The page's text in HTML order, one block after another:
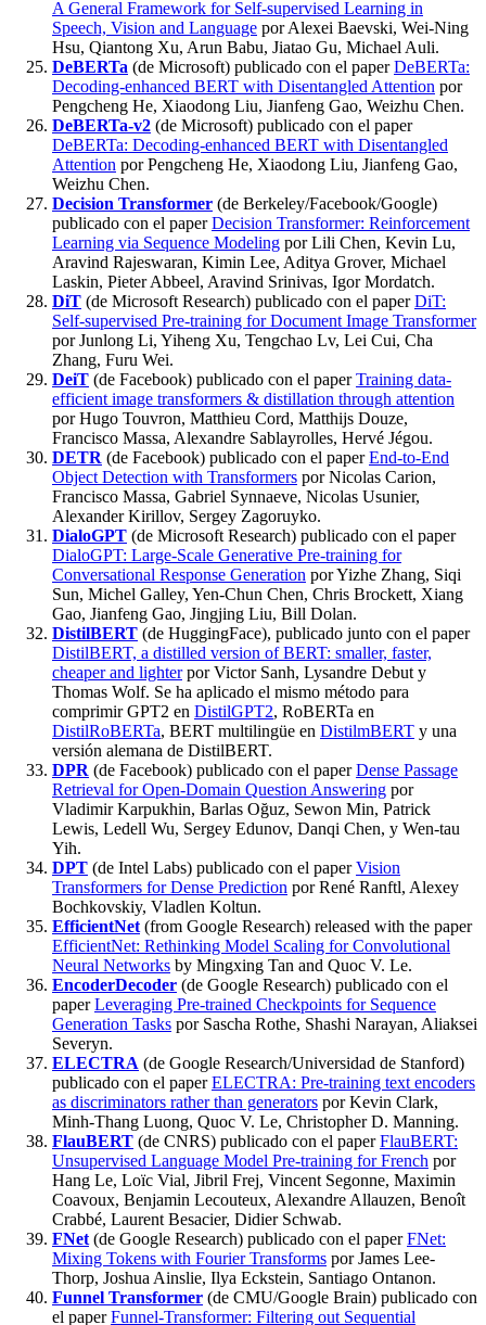
A General Framework for Self-supervised Learning in
Speech, Vision and Language por Alexei Baevski, Wei-Ning
Hsu, Qiantong Xu, Arun Babu, Jiatao Gu, Michael Auli.
DeBERTa (de Microsoft) publicado con el paperDeBERTa:
Decoding-enhanced BERT with Disentangled Attention por
Pengcheng He, Xiaodong Liu, Jianfeng Gao, Weizhu Chen.
DeBERTa-v2 (de Microsoft) publicado con el paper
DeBERTa: Decoding-enhanced BERT with Disentangled
Attention por Pengcheng He, Xiaodong Liu, Jianfeng Gao,
Weizhu Chen.
Decision Transformer (de Berkeley/Facebook/Google)
publicado con el paperDecision Transformer: Reinforcement
Learning via Sequence Modeling por Lili Chen, Kevin Lu,
Aravind Rajeswaran, Kimin Lee, Aditya Grover, Michael
Laskin, Pieter Abbeel, Aravind Srinivas, Igor Mordatch.
DiT (de Microsoft Research) publicado con el paperDiT:
Self-supervised Pre-training for Document Image Transformer
por Junlong Li, Yiheng Xu, Tengchao Lv, Lei Cui, Cha
Zhang, Furu Wei.
DeiT (de Facebook) publicado con el paperTraining data-
efficient image transformers & distillation through attention
por Hugo Touvron, Matthieu Cord, Matthijs Douze,
Francisco Massa, Alexandre Sablayrolles, Hervé Jégou.
DETR (de Facebook) publicado con el paperEnd-to-End
Object Detection with Transformers por Nicolas Carion,
Francisco Massa, Gabriel Synnaeve, Nicolas Usunier,
Alexander Kirillov, Sergey Zagoruyko.
DialoGPT (de Microsoft Research) publicado con el paper
DialoGPT: Large-Scale Generative Pre-training for
Conversational Response Generation por Yizhe Zhang, Siqi
Sun, Michel Galley, Yen-Chun Chen, Chris Brockett, Xiang
Gao, Jianfeng Gao, Jingjing Liu, Bill Dolan.
DistilBERT (de HuggingFace), publicado junto con el paper
DistilBERT, a distilled version of BERT: smaller, faster,
cheaper and lighterpor Victor Sanh, Lysandre Debut y
Thomas Wolf. Se ha aplicado el mismo método para
comprimir GPT2 en DistilGPT2, RoBERTa en
DistilRoBERTa, BERT multilingüe en DistilmBERT y una
versión alemana de DistilBERT.
DPR (de Facebook) publicado con el paperDense Passage
Retrieval for Open-Domain Question Answering por
Vladimir Karpukhin, Barlas Oğuz, Sewon Min, Patrick
Lewis, Ledell Wu, Sergey Edunov, Danqi Chen, y Wen-tau
Yih.
DPT (de Intel Labs) publicado con el paperVision
Transformers for Dense Prediction por René Ranftl, Alexey
Bochkovskiy, Vladlen Koltun.
EfficientNet (from Google Research) released with the paper
EfficientNet: Rethinking Model Scaling for Convolutional
Neural Networks by Mingxing Tan and Quoc V. Le.
EncoderDecoder (de Google Research) publicado con el
paperLeveraging Pre-trained Checkpoints for Sequence
Generation Tasks por Sascha Rothe, Shashi Narayan, Aliaksei
Severyn.
ELECTRA (de Google Research/Universidad de Stanford)
publicado con el paperELECTRA: Pre-training text encoders
as discriminators rather than generators por Kevin Clark,
Minh-Thang Luong, Quoc V. Le, Christopher D. Manning.
FlauBERT (de CNRS) publicado con el paperFlauBERT:
Unsupervised Language Model Pre-training for French por
Hang Le, Loïc Vial, Jibril Frej, Vincent Segonne, Maximin
Coavoux, Benjamin Lecouteux, Alexandre Allauzen, Benoît
Crabbé, Laurent Besacier, Didier Schwab.
FNet (de Google Research) publicado con el paperFNet:
Mixing Tokens with Fourier Transforms por James Lee-
Thorp, Joshua Ainslie, Ilya Eckstein, Santiago Ontanon.
Funnel Transformer (de CMU/Google Brain) publicado con
el paperFunnel-Transformer: Filtering out Sequential